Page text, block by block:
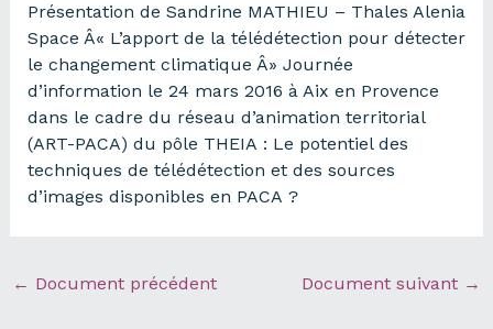
Présentation de Sandrine MATHIEU – Thales Alenia
Space Â« L’apport de la télédétection pour détecter
le changement climatique Â» Journée
d’information le 24 mars 2016 à Aix en Provence
dans le cadre du réseau d’animation territorial
(ART-PACA) du pôle THEIA : Le potentiel des
techniques de télédétection et des sources
d’images disponibles en PACA ?
← Document précédent Document suivant →